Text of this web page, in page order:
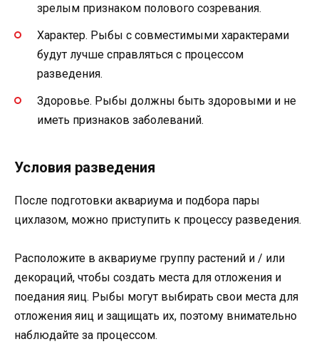
зрелым признаком полового созревания.
Характер. Рыбы с совместимыми характерами
будут лучше справляться с процессом
разведения.
Здоровье. Рыбы должны быть здоровыми и не
иметь признаков заболеваний.
Условия разведения
После подготовки аквариума и подбора пары
цихлазом, можно приступить к процессу разведения.
Расположите в аквариуме группу растений и / или
декораций, чтобы создать места для отложения и
поедания яиц. Рыбы могут выбирать свои места для
отложения яиц и защищать их, поэтому внимательно
наблюдайте за процессом.